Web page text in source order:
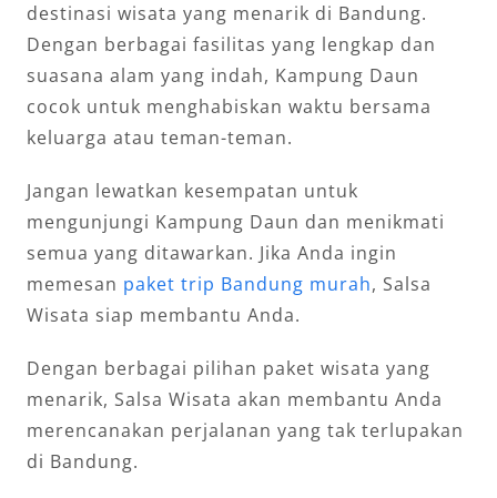
destinasi wisata yang menarik di Bandung.
Dengan berbagai fasilitas yang lengkap dan
suasana alam yang indah, Kampung Daun
cocok untuk menghabiskan waktu bersama
keluarga atau teman-teman.
Jangan lewatkan kesempatan untuk
mengunjungi Kampung Daun dan menikmati
semua yang ditawarkan. Jika Anda ingin
memesan paket trip Bandung murah, Salsa
Wisata siap membantu Anda.
Dengan berbagai pilihan paket wisata yang
menarik, Salsa Wisata akan membantu Anda
merencanakan perjalanan yang tak terlupakan
di Bandung.